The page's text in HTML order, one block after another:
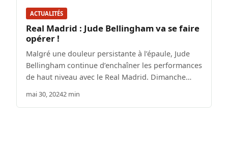
ACTUALITÉS
Real Madrid : Jude Bellingham va se faire
opérer !
Malgré une douleur persistante à l’épaule, Jude
Bellingham continue d’enchaîner les performances
de haut niveau avec le Real Madrid. Dimanche…
mai 30, 20242 min